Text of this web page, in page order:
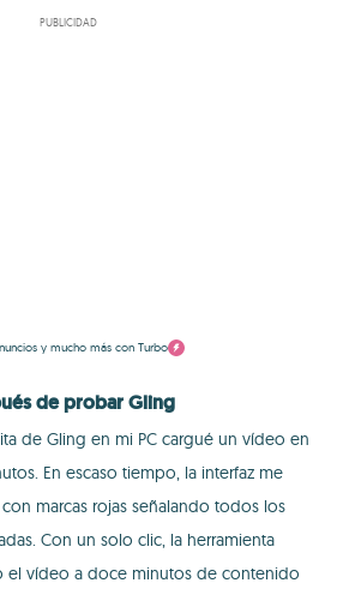
PUBLICIDAD
y mucho más con Turbo
de probar Gling
de Gling en mi PC cargué un vídeo en
En escaso tiempo, la interfaz me
marcas rojas señalando todos los
Con un solo clic, la herramienta
el vídeo a doce minutos de contenido